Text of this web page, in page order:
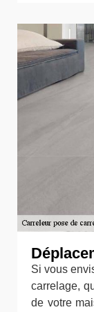
Si vous
carrelage,
de votre